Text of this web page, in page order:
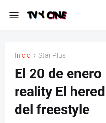
Inicio Star Plus
El 20 de enero
reality El
del freestyle